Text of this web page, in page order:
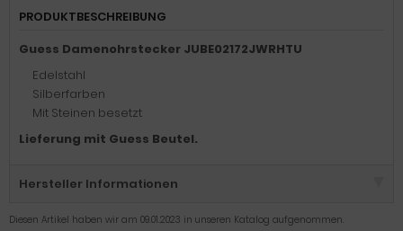
PRODUKTBESCHREIBUNG
Guess Damenohrstecker JUBE02172JWRHTU
Edelstahl
Silberfarben
Mit Steinen besetzt
Lieferung mit Guess Beutel.
Hersteller Informationen
Diesen Artikel haben wir am 09.01.2023 in unseren Katalog aufgenommen.